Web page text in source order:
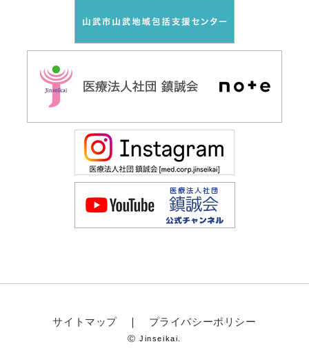
サイトマップ プライバシーポリシー
Ⓒ Jinseikai.